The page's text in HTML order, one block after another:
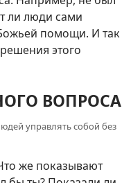
ли люди сами
помощи. И так
этого
ВОПРОСА
управлять собой без
же показывают